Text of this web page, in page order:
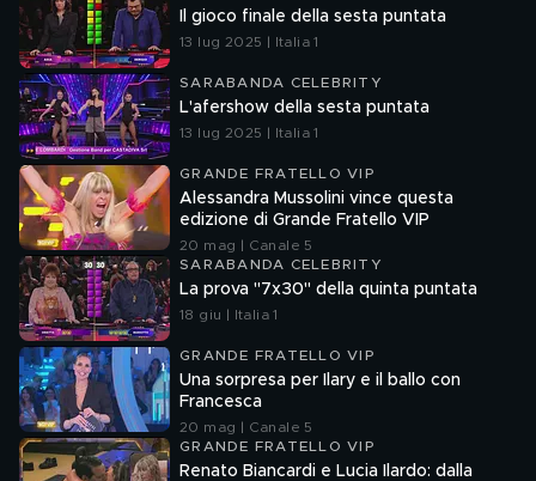
Il gioco finale della sesta puntata
13 lug 2025 | Italia 1
SARABANDA CELEBRITY
L'afershow della sesta puntata
13 lug 2025 | Italia 1
GRANDE FRATELLO VIP
Alessandra Mussolini vince questa
edizione di Grande Fratello VIP
20 mag | Canale 5
SARABANDA CELEBRITY
La prova "7x30" della quinta puntata
18 giu | Italia 1
GRANDE FRATELLO VIP
Una sorpresa per Ilary e il ballo con
Francesca
20 mag | Canale 5
GRANDE FRATELLO VIP
Renato Biancardi e Lucia Ilardo: dalla